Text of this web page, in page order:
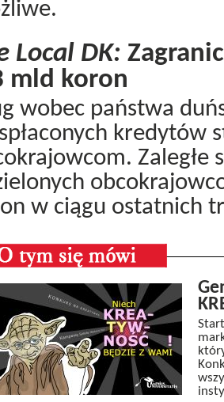
Local DK:
mld koron
wobec państwa
kredytów
Zaległe
w ciągu ostatnich